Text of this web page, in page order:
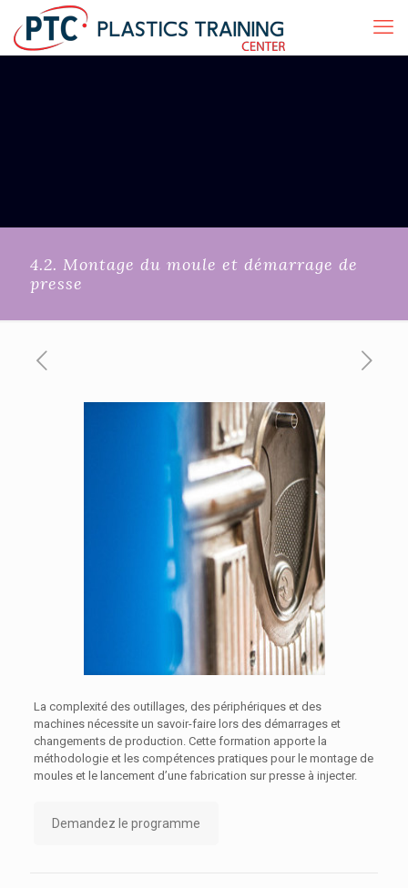
4.2. Montage du moule et démarrage de
presse
La complexité des outillages, des périphériques et des
machines nécessite un savoir-faire lors des démarrages et
changements de production. Cette formation apporte la
méthodologie et les compétences pratiques pour le montage de
moules et le lancement d’une fabrication sur presse à injecter.
Demandez le programme